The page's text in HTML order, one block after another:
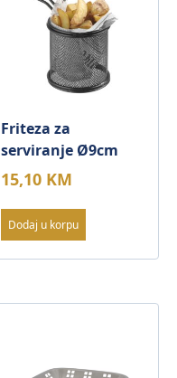
Friteza za
serviranje Ø9cm
15,10 KM
Dodaj u korpu